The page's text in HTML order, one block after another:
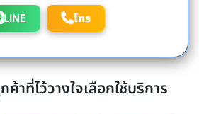
LINE โทร
าที่ไว้วางใจเลือกใช้บริการ